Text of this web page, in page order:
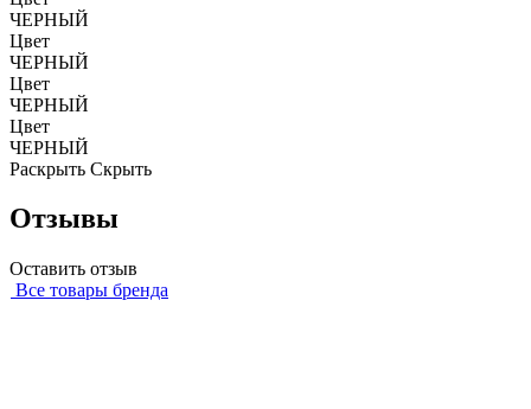
ЧЕРНЫЙ
Цвет
ЧЕРНЫЙ
Цвет
ЧЕРНЫЙ
Цвет
ЧЕРНЫЙ
Раскрыть Скрыть
Отзывы
Оставить отзыв
Все товары бренда